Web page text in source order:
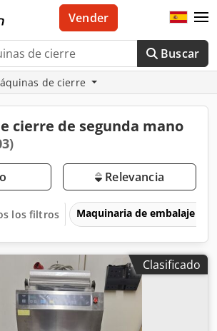
Buscar
Vender
de cierre
cierre de segunda mano
Relevancia
los filtros Maquinaria de embalaje
Clasificado